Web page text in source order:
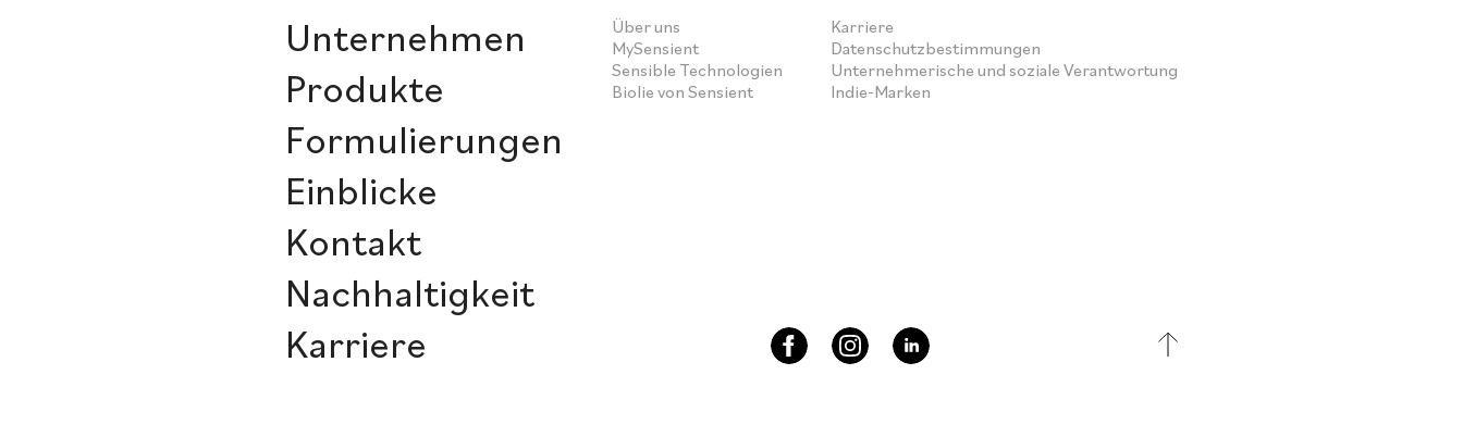
Unternehmen
Produkte
Formulierungen
Einblicke
Kontakt
Nachhaltigkeit
Karriere
Über uns
MySensient
Sensible Technologien
Biolie von Sensient
Karriere
Datenschutzbestimmungen
Unternehmerische und soziale Verantwortung
Indie-Marken